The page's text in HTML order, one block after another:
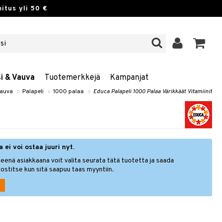
yli 50 €
& Vauva Tuotemerkkejä Kampanjat
» Palapeli » 1000 palaa » Educa Palapeli 1000 Palaa Värikkäät Vitamiinit
ei voi ostaa juuri nyt.
asiakkaana voit valita seurata tätä tuotetta ja saada
kun sitä saapuu taas myyntiin.